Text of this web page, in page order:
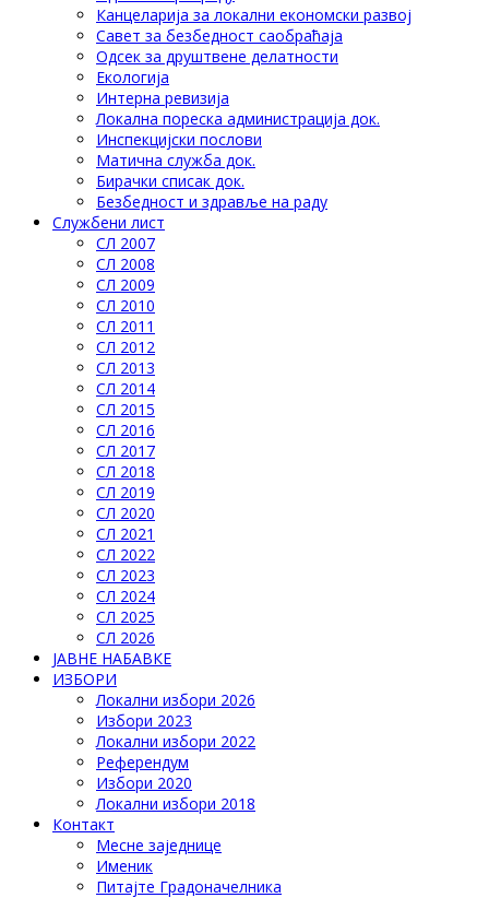
Канцеларија за локални економски развој
Савет за безбедност саобраћаја
Одсек за друштвене делатности
Eкологија
Интерна ревизија
Локална пореска администрација док.
Инспекцијски послови
Матична служба док.
Бирачки списак док.
Безбедност и здравље на раду
Службени лист
СЛ 2007
СЛ 2008
СЛ 2009
СЛ 2010
СЛ 2011
СЛ 2012
СЛ 2013
СЛ 2014
СЛ 2015
СЛ 2016
СЛ 2017
СЛ 2018
СЛ 2019
СЛ 2020
СЛ 2021
СЛ 2022
СЛ 2023
СЛ 2024
СЛ 2025
СЛ 2026
ЈАВНЕ НАБАВКЕ
ИЗБОРИ
Локални избори 2026
Избори 2023
Локални избори 2022
Референдум
Избори 2020
Локални избори 2018
Контакт
Месне заједнице
Именик
Питајте Градоначелника